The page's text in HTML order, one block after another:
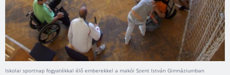
Iskolai sportnap fogyatékkal élő emberekkel a makói Szent István Gimnáziumban